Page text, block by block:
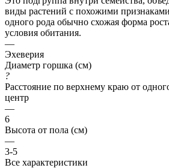
виды растений с похожими
одного рода обычно схожая форма
условия обитания.
—
Эхеверия
Диаметр горшка (см)
?
Расстояние по верхнему краю от
центр
—
6
Высота от пола (см)
—
3-5
Все характеристики